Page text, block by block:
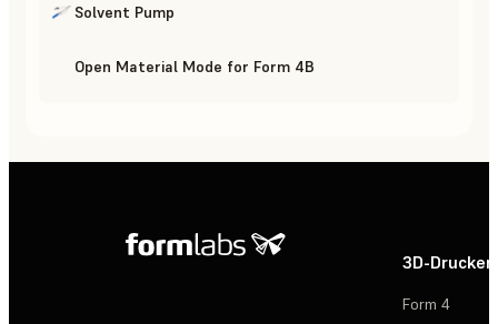
Solvent Pump
Open Material Mode for Form 4B
3D-Drucker
Form 4